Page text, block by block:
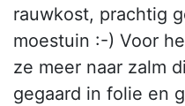
rauwkost, prachtig
moestuin :-) Voor
ze meer naar zalm
gegaard in folie en